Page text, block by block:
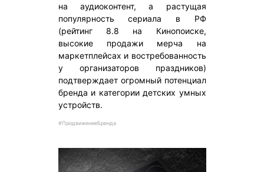
на аудиоконтент, а растущая
популярность сериала в РФ
(рейтинг 8.8 на Кинопоиске,
высокие продажи мерча на
маркетплейсах и востребованность
у организаторов праздников)
подтверждает огромный потенциал
бренда и категории детских умных
устройств.
#ПродвижениеБренда